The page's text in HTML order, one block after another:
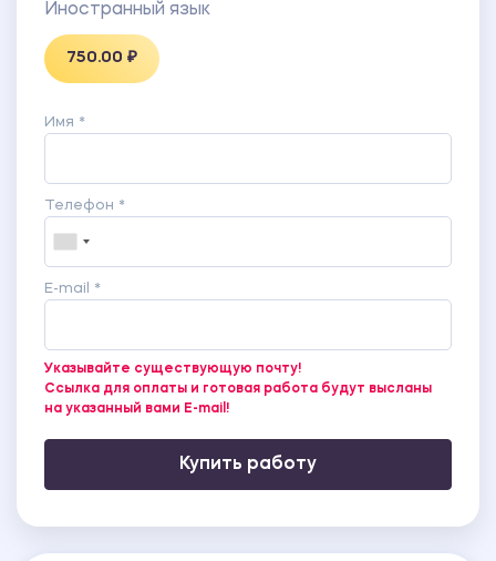
Иностранный язык
750.00 ₽
Имя *
Телефон *
E-mail *
Указывайте существующую почту!
Ссылка для оплаты и готовая работа будут высланы
на указанный вами E-mail!
Купить работу